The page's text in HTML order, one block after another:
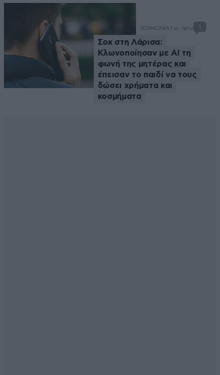
ΚΟΙΝΩΝΙΑ 1 ω. πριν 1
Σοκ στη Λάρισα:
Κλωνοποίησαν με AI τη
φωνή της μητέρας και
έπεισαν το παιδί να τους
δώσει χρήματα και
κοσμήματα